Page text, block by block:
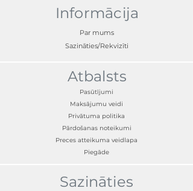
balsta stieņa diametru 10 -16 mm,
vismaz 70 mm, maksimālais 190 mm
Informācija
Par mums
Sazināties/Rekvizīti
Atbalsts
Pasūtījumi
Maksājumu veidi
Privātuma politika
Pārdošanas noteikumi
Preces atteikuma veidlapa
Piegāde
Sazināties